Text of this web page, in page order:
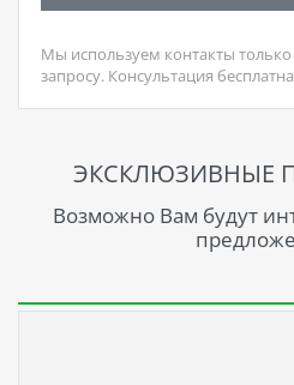
Мы используем контакты
запросу. Консультация
ЭКСКЛЮЗИВНЫЕ
Возможно Вам будут